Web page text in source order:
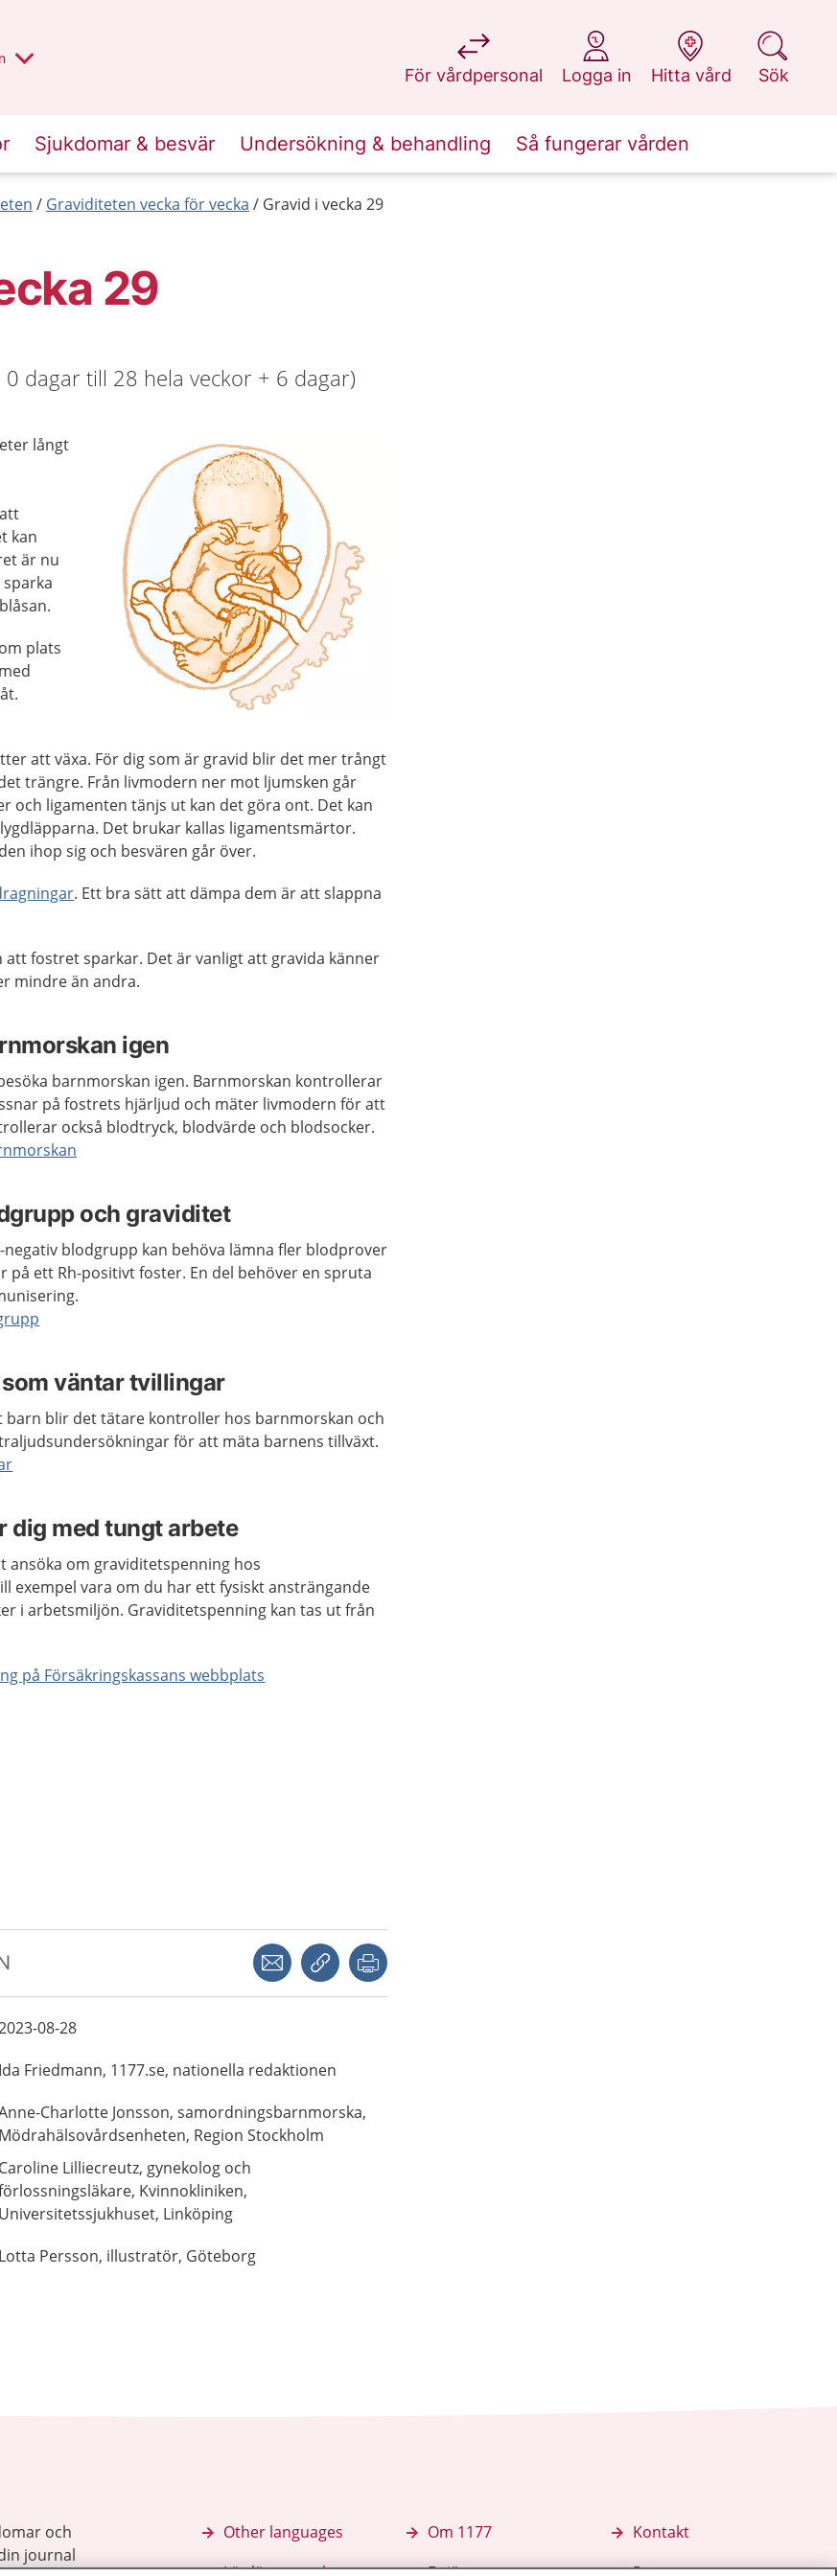
region
För vårdpersonal
på 1177.se
Logga in
på 1177.se
Hitta vård
på 1177.se
Sök
på 1177.se
Sjukdomar & besvär Undersökning & behandling Så fungerar vården
Graviditeten vecka för vecka Gravid i vecka 29
29
dagar till 28 hela veckor + 6 dagar)
långt
kan
är nu
plats
att växa. För dig som är gravid blir det mer trångt
trängre. Från livmodern ner mot ljumsken går
och ligamenten tänjs ut kan det göra ont. Det kan
Det brukar kallas ligamentsmärtor.
ihop sig och besvären går över.
. Ett bra sätt att dämpa dem är att slappna
att fostret sparkar. Det är vanligt att gravida känner
mindre än andra.
igen
barnmorskan igen. Barnmorskan kontrollerar
på fostrets hjärljud och mäter livmodern för att
också blodtryck, blodvärde och blodsocker.
och graviditet
negativ blodgrupp kan behöva lämna fler blodprover
på ett Rh-positivt foster. En del behöver en spruta
väntar tvillingar
barn blir det tätare kontroller hos barnmorskan och
för att mäta barnens tillväxt.
dig med tungt arbete
ansöka om graviditetspenning hos
exempel vara om du har ett fysiskt ansträngande
i arbetsmiljön. Graviditetspenning kan tas ut från
på Försäkringskassans webbplats
Dela via mejlKopiera länk
08-28
Ida Friedmann, 1177.se, nationella redaktionen
Charlotte Jonsson, samordningsbarnmorska,
Mödrahälsovårdsenheten, Region Stockholm
Caroline Lilliecreutz, gynekolog och
Kvinnokliniken,
Universitetssjukhuset, Linköping
Lotta Persson, illustratör, Göteborg
och
journal
Other languages
Om 1177
Kontakt